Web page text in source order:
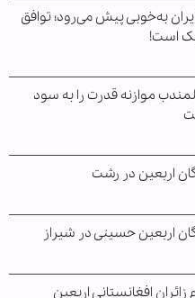
به‌خوبی پیش می‌رود؛ توافق
است!
موازنه قدرت را به سود
اربعین در رشت
اربعین حسینی در شیراز
زائران افغانستانی اربعین